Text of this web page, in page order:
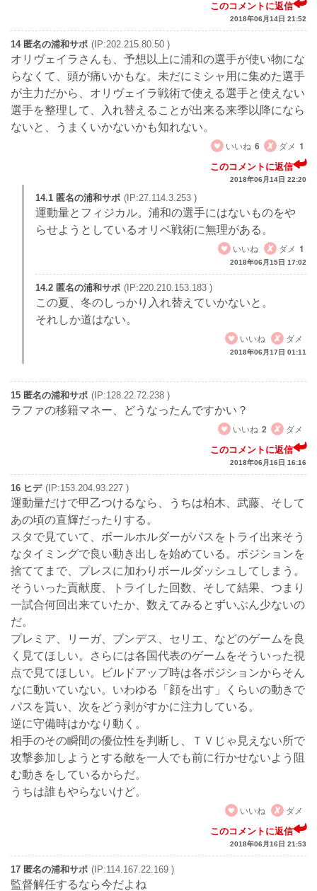
このコメントに返信
2018年06月14日 21:52
14 匿名の浦和サポ (IP:202.215.80.50 )
オリヴェイラさんも、予想以上に浦和の選手が使い物にな
らなくて、頭が痛いかもな。未だにミシャ用に集めた選手
が主力だから、オリヴェイラ戦術で使える選手と使えない
選手を整理して、入れ替えることが出来る来季以降になら
ないと、うまくいかないかも知れない。
いいね 6 ダメ 1
このコメントに返信
2018年06月14日 22:20
14.1 匿名の浦和サポ (IP:27.114.3.253 )
運動量とフィジカル。浦和の選手にはないものをや
らせようとしているオリベ戦術に無理がある。
いいね
ダメ 1
2018年06月15日 17:02
14.2 匿名の浦和サポ (IP:220.210.153.183 )
この夏、冬のしっかり入れ替えていかないと。
それしか道はない。
いいね
ダメ
2018年06月17日 01:11
15 匿名の浦和サポ (IP:128.22.72.238 )
ラファの移籍マネー、どうなったんですかい？
いいね 2 ダメ
このコメントに返信
2018年06月16日 16:16
16 ヒデ (IP:153.204.93.227 )
運動量だけで甲乙つけるなら、うちは柏木、武藤、そして
あの頃の直輝だったりする。
スタで見ていて、ボールホルダーがパスをトライ出来そう
なタイミングで良い動き出しを始めている。ポジションを
捨ててまで、プレスに加わりボールダッシュしてしまう。
そういった貢献度、トライした回数、そして結果、つまり
一試合何回出来ていたか、数えてみるとずいぶん少ないの
だ。
プレミア、リーガ、ブンデス、セリエ、などのゲームを良
く見てほしい。さらには各国代表のゲームをそういった視
点で見てほしい。ビルドアップ時は各ポジションからそん
なに動いていない。いわゆる「顔を出す」くらいの動きで
パスを貰い、次をどう剥がすかに注力している。
逆に守備時はかなり動く。
相手のその瞬間の優位性を判断し、ＴＶじゃ見えない所で
攻撃参加しようとする敵を一人でも前に行かせないよう阻
む動きをしているからだ。
うちは誰もやらないけど。
いいね
ダメ
このコメントに返信
2018年06月16日 21:53
17 匿名の浦和サポ (IP:114.167.22.169 )
監督解任するなら今だよね